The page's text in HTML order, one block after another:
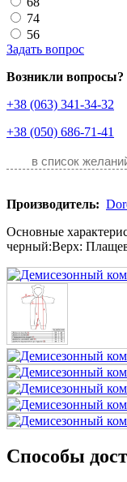
74
56
Задать вопрос
Возникли вопросы?
+38 (063) 341-34-32
+38 (050) 686-71-41
в список
Производитель:
Основные
черный:Верх:
Способы